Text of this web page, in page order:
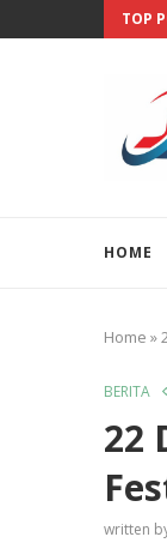
TOP
HOME
Home »
BERITA
22
written